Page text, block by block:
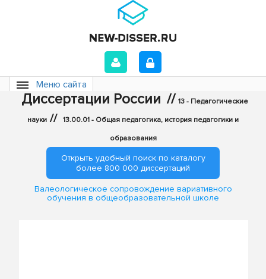
Меню сайта
Диссертации России // 13 - Педагогические
науки // 13.00.01 - Общая педагогика, история педагогики и
образования
Открыть удобный поиск по каталогу
более 800 000 диссертаций
Валеологическое сопровождение вариативного
обучения в общеобразовательной школе